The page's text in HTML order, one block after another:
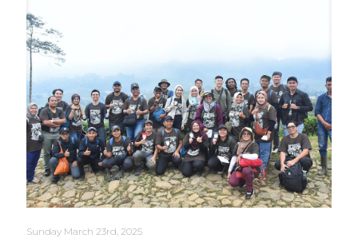
Sunday March 23rd, 2025